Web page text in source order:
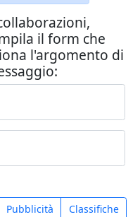
il form che
l'argomento di
Pubblicità Classifiche